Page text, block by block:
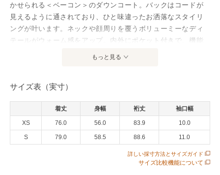
かせられる＜ベーコン＞のダウンコート。バックはコードが
見えるように通されており、ひと味違ったお洒落なスタイリ
ングが叶います。ネックや顔周りを覆うボリューミーなディ
テールがウォーム感をアップ。内外にポケット付きで、機能
ち上げたイタリア・ミラノを拠点とするダウンブランド。
デザイナーは、Dolce&Gabbana のデザインチームで活躍
し、現在は Max Mara のアウターコレクションのチーフデザ
イナーとして世界から注目を集めています。
もっと見る
サイズ表（実寸）
着丈 身幅 裄丈 袖口幅
XS 76.0 56.0 83.9 10.0
S 79.0 58.5 88.6 11.0
詳しい採寸方法とサイズガイド
サイズ比較機能について